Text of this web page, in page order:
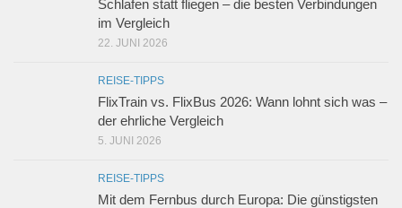
Schlafen statt fliegen – die besten Verbindungen
im Vergleich
22. JUNI 2026
REISE-TIPPS
FlixTrain vs. FlixBus 2026: Wann lohnt sich was –
der ehrliche Vergleich
5. JUNI 2026
REISE-TIPPS
Mit dem Fernbus durch Europa: Die günstigsten